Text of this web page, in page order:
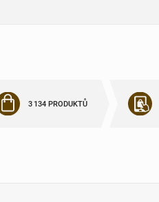
3 134 PRODUKTŮ